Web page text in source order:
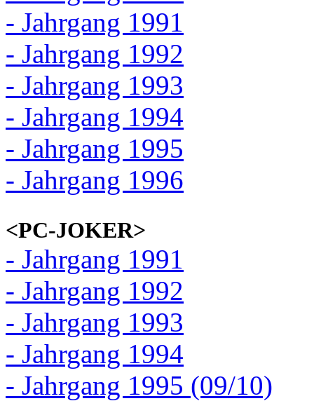
- Jahrgang 1991
- Jahrgang 1992
- Jahrgang 1993
- Jahrgang 1994
- Jahrgang 1995
- Jahrgang 1996
<PC-JOKER>
- Jahrgang 1991
- Jahrgang 1992
- Jahrgang 1993
- Jahrgang 1994
- Jahrgang 1995 (09/10)